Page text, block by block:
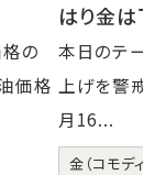
の
価格
はり金は
本日のテー
上げを警戒
月16...
金（コモディ